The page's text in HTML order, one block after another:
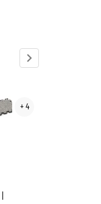
Granit
+ 4